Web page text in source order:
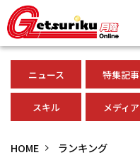
ニュース 特集記事
スキル メディア
HOME ランキング